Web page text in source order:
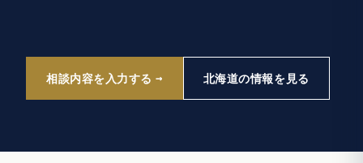
相談内容を入力する 北海道の情報を見る